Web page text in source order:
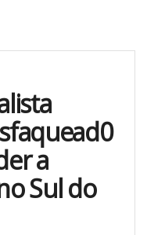
a
Sul do